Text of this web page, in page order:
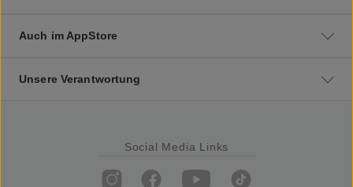
Auch im AppStore
Unsere Verantwortung
Social Media Links